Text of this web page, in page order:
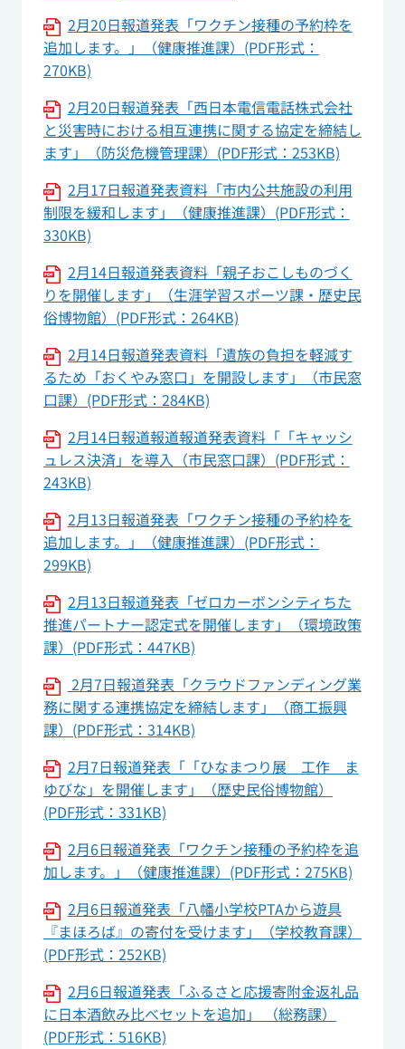
2月20日報道発表「ワクチン接種の予約枠を
追加します。」（健康推進課）(PDF形式：
270KB)
2月20日報道発表「西日本電信電話株式会社
と災害時における相互連携に関する協定を締結し
ます」（防災危機管理課）(PDF形式：253KB)
2月17日報道発表資料「市内公共施設の利用
制限を緩和します」（健康推進課）(PDF形式：
330KB)
2月14日報道発表資料「親子おこしものづく
りを開催します」（生涯学習スポーツ課・歴史民
俗博物館）(PDF形式：264KB)
2月14日報道発表資料「遺族の負担を軽減す
るため「おくやみ窓口」を開設します」（市民窓
口課）(PDF形式：284KB)
2月14日報道報道報道発表資料「「キャッシ
ュレス決済」を導入（市民窓口課）(PDF形式：
243KB)
2月13日報道発表「ワクチン接種の予約枠を
追加します。」（健康推進課）(PDF形式：
299KB)
2月13日報道発表「ゼロカーボンシティちた
推進パートナー認定式を開催します」（環境政策
課）(PDF形式：447KB)
2月7日報道発表「クラウドファンディング業
務に関する連携協定を締結します」（商工振興
課）(PDF形式：314KB)
2月7日報道発表「「ひなまつり展 工作 ま
ゆびな」を開催します」（歴史民俗博物館）
(PDF形式：331KB)
2月6日報道発表「ワクチン接種の予約枠を追
加します。」（健康推進課）(PDF形式：275KB)
2月6日報道発表「八幡小学校PTAから遊具
『まほろば』の寄付を受けます」（学校教育課）
(PDF形式：252KB)
2月6日報道発表「ふるさと応援寄附金返礼品
に日本酒飲み比べセットを追加」 （総務課）
(PDF形式：516KB)